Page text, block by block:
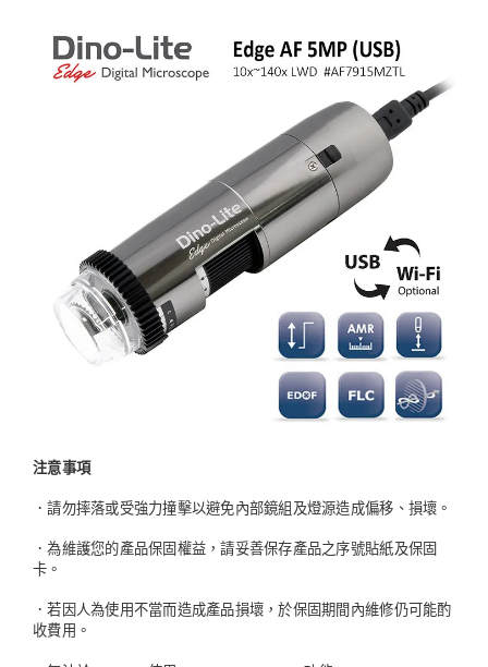
注意事項
．請勿摔落或受強力撞擊以避免內部鏡組及燈源造成偏移、損壞。
．為維護您的產品保固權益，請妥善保存產品之序號貼紙及保固
卡。
．若因人為使用不當而造成產品損壞，於保固期間內維修仍可能酌
收費用。